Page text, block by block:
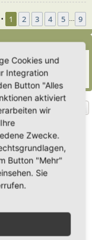
• 1 2 3 4 5 … 9
0 unsichtbare Mitglieder
5 Minuten)
Jul 2026, 21:02 gleichzeitig
Gehe zu
Cookies und
Integration
Button "Alles
aktiviert
wir
Zwecke.
Button "Mehr"
Sie